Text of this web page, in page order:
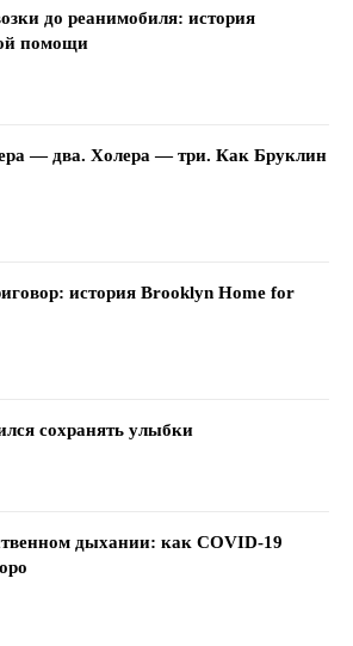
до реанимобиля: история
помощи
— два. Холера — три. Как Бруклин
история Brooklyn Home for
сохранять улыбки
дыхании: как COVID-19